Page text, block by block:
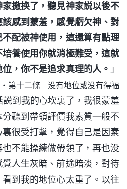
撤换了，聽見神家説以後不
感到蒙羞，感覺虧欠神、對
配被神使用，這還算有點理
養使用你就消極難受，這就
，你不是追求真理的人。 」
第十二條 没有地位或没有得福
説到我的心坎裏了，我很蒙羞
聽到帶領評價我素質一般不
很受打擊，覺得自己是因素
不能操練做帶領了，再也没
人生灰暗、前途暗淡，對待
到我的地位心太重了。以往